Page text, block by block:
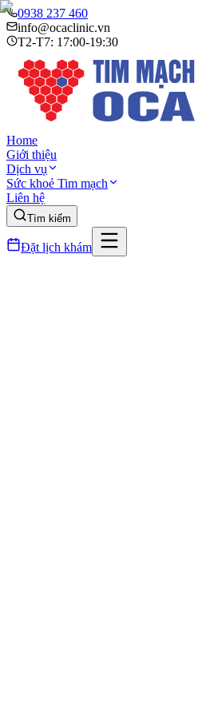
0938 237 460
info@ocaclinic.vn
T2-T7: 17:00-19:30
Home
Giới thiệu
Dịch vụ
Sức khoẻ Tim mạch
Liên hệ
Tìm kiếm
Đặt lịch khám